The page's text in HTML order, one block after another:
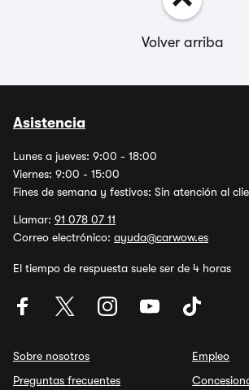
Volver arriba
Asistencia
Lunes a jueves: 9:00 - 18:00
Viernes: 9:00 - 15:00
Fines de semana y festivos: Sin atención al
Llamar: 91 078 07 11
Correo electrónico: ayuda@carwow.es
El tiempo de respuesta suele ser de 4 horas
Sobre nosotros
Preguntas frecuentes
Empleo